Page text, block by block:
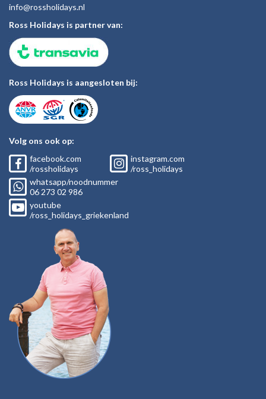
info@rossholidays.nl
Ross Holidays is partner van:
Ross Holidays is aangesloten bij:
Volg ons ook op:
facebook.com
/rossholidays
instagram.com
/ross_holidays
whatsapp/noodnummer
06 273 02 986
youtube
/ross_holidays_griekenland